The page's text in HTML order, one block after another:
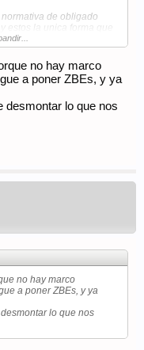
de obligado
estos la unica forma que
la circulacion de los
como hacerlo es cosa de
considero objetivo.
descaradamente y
Con todo lo que criticaron
que sin la
no hay marco
a poner ZBEs, y ya
desmontar lo que nos
no hay marco
a poner ZBEs, y ya
lo que nos